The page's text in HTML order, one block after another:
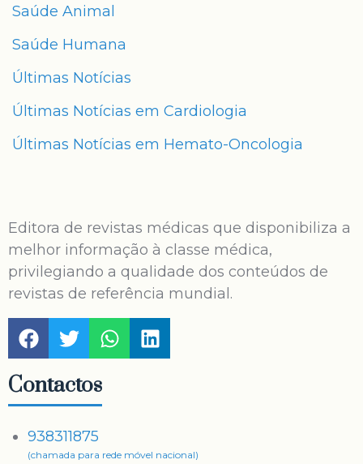
Saúde Animal
Saúde Humana
Últimas Notícias
Últimas Notícias em Cardiologia
Últimas Notícias em Hemato-Oncologia
Editora de revistas médicas que disponibiliza a
melhor informação à classe médica,
privilegiando a qualidade dos conteúdos de
revistas de referência mundial.
Contactos
938311875
(chamada para rede móvel nacional)